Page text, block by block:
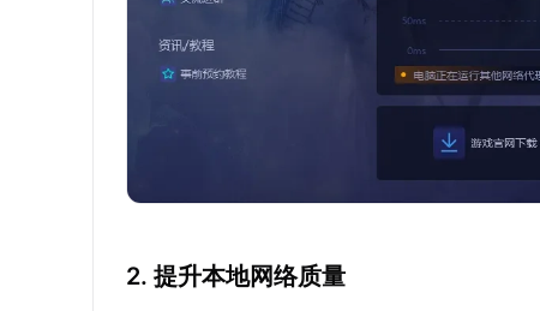
2. 提升本地网络质量